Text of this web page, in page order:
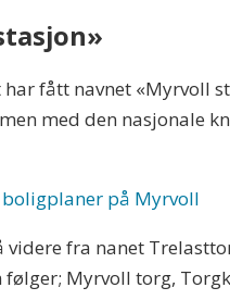
fått navnet «Myrvoll
med den nasjonale
boligplaner på Myrvoll
videre fra nanet
følger; Myrvoll torg,